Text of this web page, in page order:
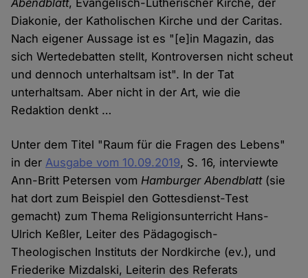
Abendblatt, Evangelisch-Lutherischer Kirche, der
Diakonie, der Katholischen Kirche und der Caritas.
Nach eigener Aussage ist es "[e]in Magazin, das
sich Wertedebatten stellt, Kontroversen nicht scheut
und dennoch unterhaltsam ist". In der Tat
unterhaltsam. Aber nicht in der Art, wie die
Redaktion denkt …
Unter dem Titel "Raum für die Fragen des Lebens"
in derAusgabe vom 10.09.2019, S. 16, interviewte
Ann-Britt Petersen vomHamburger Abendblatt (sie
hat dort zum Beispiel den Gottesdienst-Test
gemacht) zum Thema Religionsunterricht Hans-
Ulrich Keßler, Leiter des Pädagogisch-
Theologischen Instituts der Nordkirche (ev.), und
Friederike Mizdalski, Leiterin des Referats